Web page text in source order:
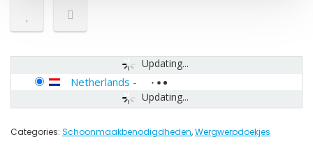
Updating...
Updating...
Netherlands -
Categories: Schoonmaakbenodigdheden,Wergwerpdoekjes